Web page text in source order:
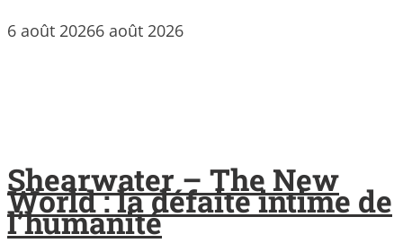
6 août 20266 août 2026
Shearwater – The New
World : la défaite intime de
l’humanité